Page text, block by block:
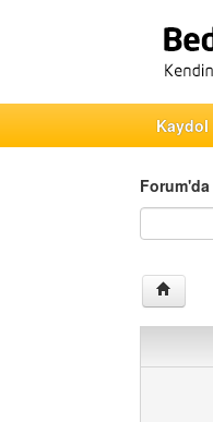
Kaydol
Forum'da